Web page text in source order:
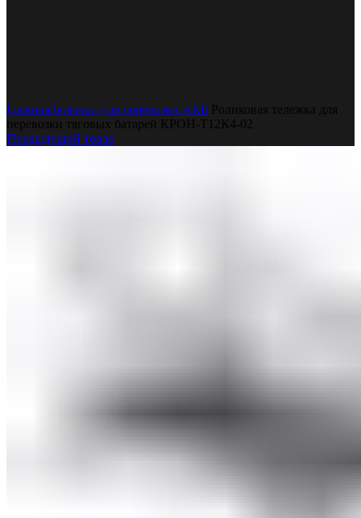
ГлавнаяТележки для перевозки АКБ Роликовая тележка для
перевозки тяговых батарей КРОН-Т12К4-02
Предыдущий товар